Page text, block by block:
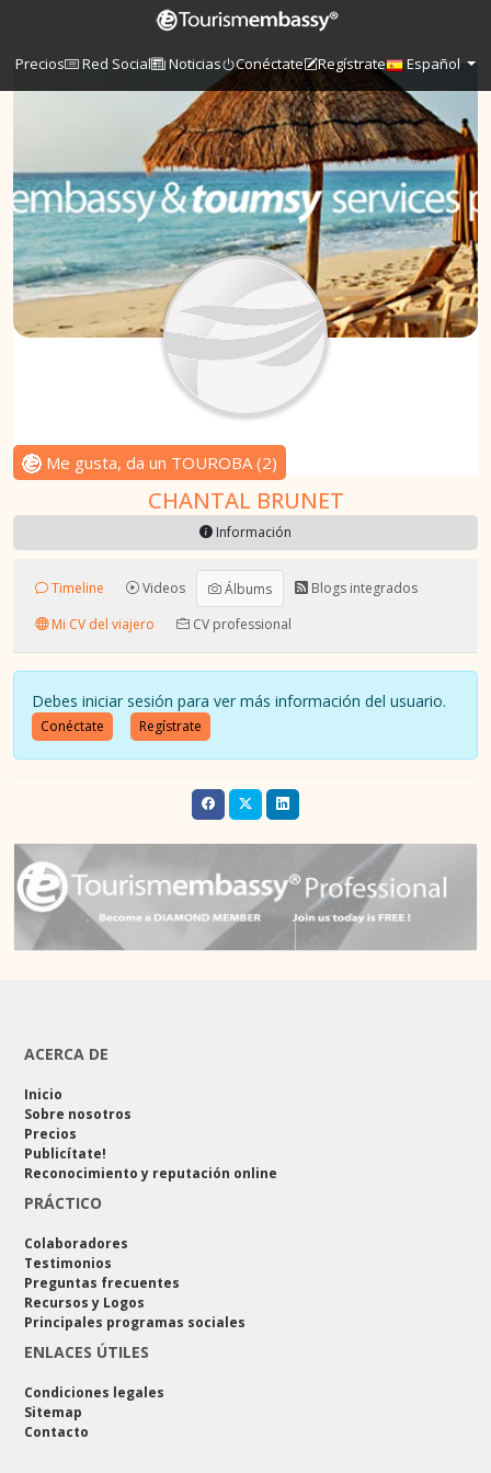
Precios Red Social Noticias Conéctate Regístrate Español
Me gusta, da un TOUROBA (2)
CHANTAL BRUNET
Información
Timeline Videos Álbums
Blogs integrados
Mi CV del viajero
CV professional
Debes iniciar sesión para ver más información del usuario.
Conéctate Regístrate
ACERCA DE
Inicio
Sobre nosotros
Precios
Publicítate!
Reconocimiento y reputación online
PRÁCTICO
Colaboradores
Testimonios
Preguntas frecuentes
Recursos y Logos
Principales programas sociales
ENLACES ÚTILES
Condiciones legales
Sitemap
Contacto